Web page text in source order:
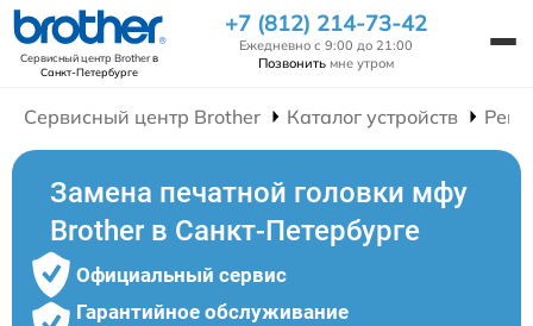
Сервисный центр Brotherв
Санкт-Петербурге
+7 (812) 214-73-42
Ежедневно с 9:00 до 21:00
Позвонить мне утром
Сервисный центр Brother Каталог устройств
Замена печатной головки мфу
Brother в Санкт-Петербурге
Официальный сервис
Гарантийное обслуживание